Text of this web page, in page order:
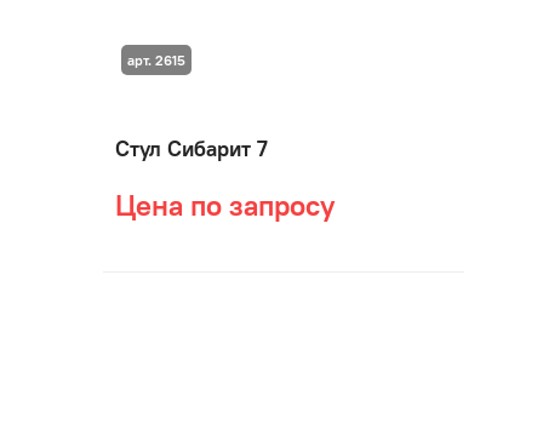
Стул Сибарит 7
Цена по запросу
арт. 2615